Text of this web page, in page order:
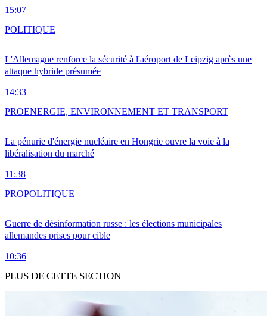
15:07
L'Allemagne renforce la sécurité à l'aéroport de Leipzig après une
attaque hybride présumée
14:33
POLITIQUE
La pénurie d'énergie nucléaire en Hongrie ouvre la voie à la
libéralisation du marché
11:38
PROENERGIE, ENVIRONNEMENT ET TRANSPORT
Guerre de désinformation russe : les élections municipales
allemandes prises pour cible
10:36
PROPOLITIQUE
PLUS DE CETTE SECTION